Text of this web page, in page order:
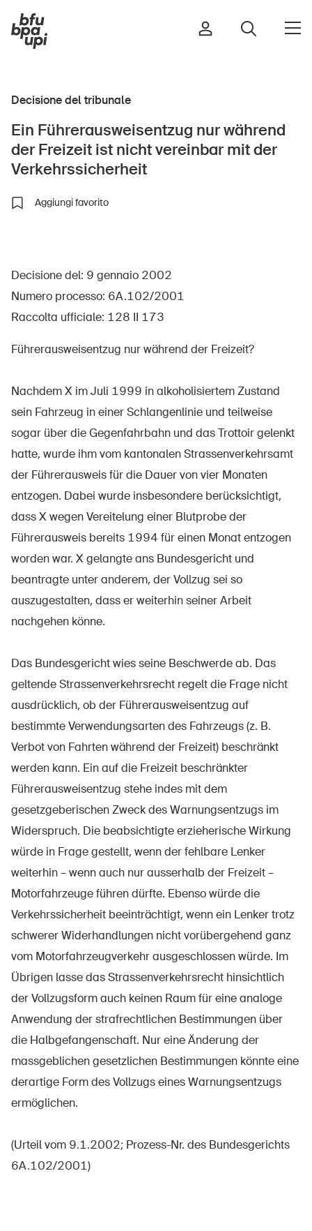
Sport e attività fisica
Media
Sinus Plus
Campagne
Posti vacanti
Ordinare & scaricare materiali
Corsi ed eventi
Approfondimenti giuridici
Delegate e delegati alla sicurezza e Comuni
Contatto e consulenza
Decisione del tribunale
Ein Führerausweisentzug nur während
der Freizeit ist nicht vereinbar mit der
Verkehrssicherheit
Aggiungi favorito
Decisione del: 9 gennaio 2002
Numero processo: 6A.102/2001
Raccolta ufficiale: 128 II 173
Führerausweisentzug nur während der Freizeit?
Nachdem X im Juli 1999 in alkoholisiertem Zustand
sein Fahrzeug in einer Schlangenlinie und teilweise
sogar über die Gegenfahrbahn und das Trottoir gelenkt
hatte, wurde ihm vom kantonalen Strassenverkehrsamt
der Führerausweis für die Dauer von vier Monaten
entzogen. Dabei wurde insbesondere berücksichtigt,
dass X wegen Vereitelung einer Blutprobe der
Führerausweis bereits 1994 für einen Monat entzogen
worden war. X gelangte ans Bundesgericht und
beantragte unter anderem, der Vollzug sei so
auszugestalten, dass er weiterhin seiner Arbeit
nachgehen könne.
Das Bundesgericht wies seine Beschwerde ab. Das
geltende Strassenverkehrsrecht regelt die Frage nicht
ausdrücklich, ob der Führerausweisentzug auf
bestimmte Verwendungsarten des Fahrzeugs (z. B.
Verbot von Fahrten während der Freizeit) beschränkt
werden kann. Ein auf die Freizeit beschränkter
Führerausweisentzug stehe indes mit dem
gesetzgeberischen Zweck des Warnungsentzugs im
Widerspruch. Die beabsichtigte erzieherische Wirkung
würde in Frage gestellt, wenn der fehlbare Lenker
weiterhin – wenn auch nur ausserhalb der Freizeit –
Motorfahrzeuge führen dürfte. Ebenso würde die
Verkehrssicherheit beeinträchtigt, wenn ein Lenker trotz
schwerer Widerhandlungen nicht vorübergehend ganz
vom Motorfahrzeugverkehr ausgeschlossen würde. Im
Übrigen lasse das Strassenverkehrsrecht hinsichtlich
der Vollzugsform auch keinen Raum für eine analoge
Anwendung der strafrechtlichen Bestimmungen über
die Halbgefangenschaft. Nur eine Änderung der
massgeblichen gesetzlichen Bestimmungen könnte eine
derartige Form des Vollzugs eines Warnungsentzugs
ermöglichen.
(Urteil vom 9.1.2002; Prozess-Nr. des Bundesgerichts
6A.102/2001)